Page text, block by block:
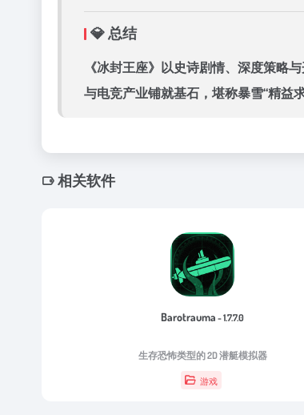
💎 ​总结​
《冰封王座》以史诗剧情、深度策略
与电竞产业铺就基石，堪称暴雪“精益
相关软件
Barotrauma - 1.7.7.0
生存恐怖类型的 2D 潜艇模拟器
游戏